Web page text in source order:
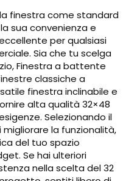
finestra come standard
sua convenienza e
per qualsiasi
Sia che tu scelga
Finestra a battente
classiche a
finestra inclinabile e
alta qualità 32×48
Selezionando il
la funzionalità,
del tuo spazio
Se hai ulteriori
nella scelta del 32